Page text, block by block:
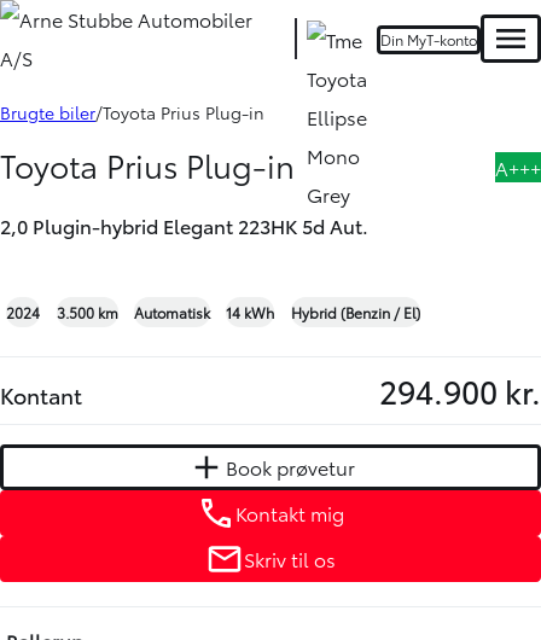
Din MyT-konto
Book prøvetur
Brugte biler Toyota Prius Plug-in
Toyota Prius Plug-in
2,0 Plugin-hybrid Elegant 223HK 5d Aut.
A+++
HYBRID
2024 3.500 km Automatisk 14 kWh Hybrid (Benzin / El)
Kontant 294.900 kr.
Book prøvetur
Kontakt mig
Skriv til os